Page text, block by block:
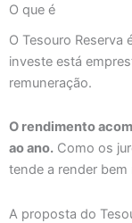
O que é
O Tesouro Reserva
investe está
remuneração.
O rendimento
ao ano. Como os
tende a render
A proposta do